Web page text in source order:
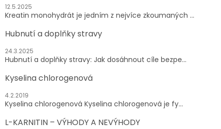
12.5.2025
Kreatin monohydrát je jedním z nejvíce zkoumaných ...
Hubnutí a doplňky stravy
24.3.2025
Hubnutí a doplňky stravy: Jak dosáhnout cíle bezpe...
Kyselina chlorogenová
4.2.2019
Kyselina chlorogenová Kyselina chlorogenová je fy...
L-KARNITIN – VÝHODY A NEVÝHODY